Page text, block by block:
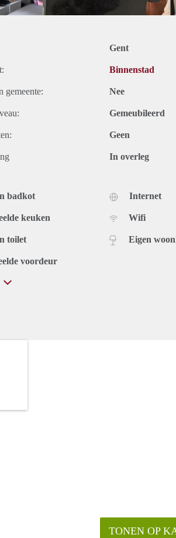
Gent
Binnenstad
gemeente: Nee
Gemeubileerd
Geen
In overleg
badkot
keuken
toilet
voordeur
Internet
Wifi
Eigen
TONEN OP